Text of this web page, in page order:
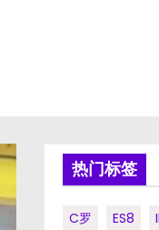
热门标签
C罗 ES8